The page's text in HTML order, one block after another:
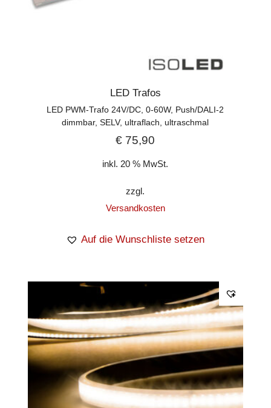
LED Trafos
LED PWM-Trafo 24V/DC, 0-60W, Push/DALI-2
dimmbar, SELV, ultraflach, ultraschmal
€ 75,90
inkl. 20 % MwSt.
zzgl.
Versandkosten
Auf die Wunschliste setzen